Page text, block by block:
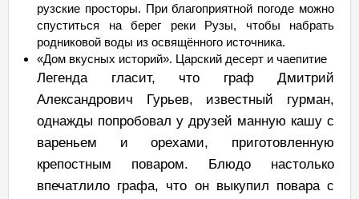
рузские просторы. При благоприятной погоде можно
спуститься на берег реки Рузы, чтобы набрать
родниковой воды из освящённого источника.
«Дом вкусных историй». Царский десерт и чаепитие
Легенда гласит, что граф Дмитрий
Александрович Гурьев, известный гурман,
однажды попробовал у друзей манную кашу с
вареньем и орехами, приготовленную
крепостным поваром. Блюдо настолько
впечатлило графа, что он выкупил повара с